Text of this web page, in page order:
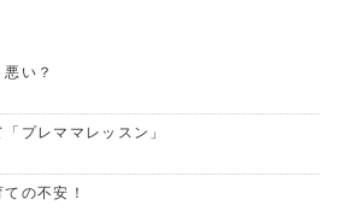
い？
プレママレッスン」
の不安！